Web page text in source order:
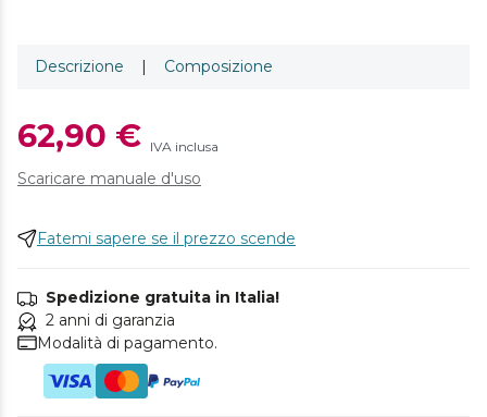
Descrizione | Composizione
62,90 € IVA inclusa
Scaricare manuale d'uso
Fatemi sapere se il prezzo scende
Spedizione gratuita in Italia!
2 anni di garanzia
Modalità di pagamento.